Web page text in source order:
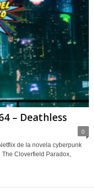
– Deathless
0
de la novela cyberpunk
Cloverfield Paradox,